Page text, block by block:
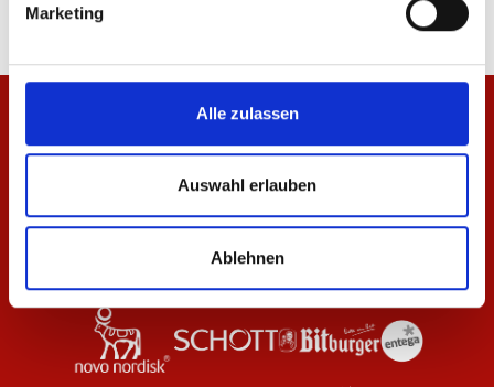
Marketing
Alle zulassen
Auswahl erlauben
Ablehnen